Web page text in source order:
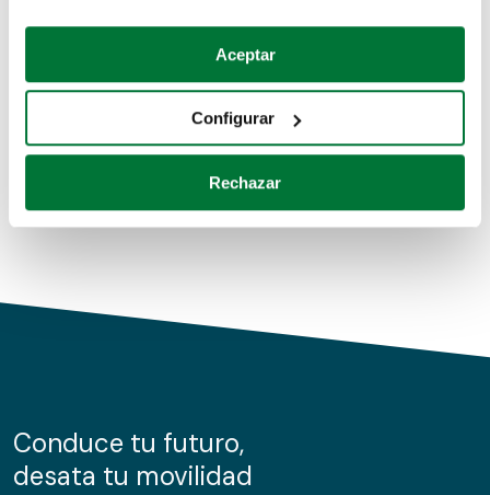
Si lo permite, también quisiéramos:
Recopilar información sobre su ubicación geográfica
Identificar su dispositivo analizándolo activamente
para buscar características específicas (huellas
Obtenga más información sobre cómo se procesan sus
de cookies.
información sobre el uso que haga del sitio web con
nuestros partners de redes sociales, publicidad y análisis
Aceptar
Configurar
Rechazar
Coches de segunda mano
Coches de km0
Conduce tu futuro,
desata tu movilidad